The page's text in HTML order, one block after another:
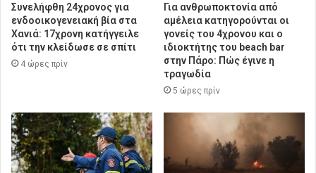
Συνελήφθη 24χρονος για
ενδοοικογενειακή βία στα
Χανιά: 17χρονη κατήγγειλε
ότι την κλείδωσε σε σπίτι
4 ώρες πρίν
Για ανθρωποκτονία από
αμέλεια κατηγορούνται οι
γονείς του 4χρονου και ο
ιδιοκτήτης του beach bar
στην Πάρο: Πώς έγινε η
τραγωδία
5 ώρες πρίν